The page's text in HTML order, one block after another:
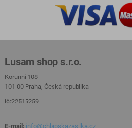
Lusam shop s.r.o.
Korunní 108
101 00 Praha, Česká republika
ič:22515259
E-mail: info@chlapskazasilka.cz